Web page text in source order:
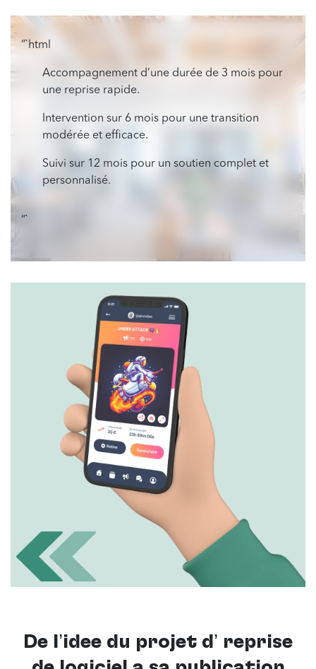
“`html
Accompagnement d’une durée de 3 mois pour
une reprise rapide.
Intervention sur 6 mois pour une transition
modérée et efficace.
Suivi sur 12 mois pour un soutien complet et
personnalisé.
“`
De l’idée du projet d’ reprise